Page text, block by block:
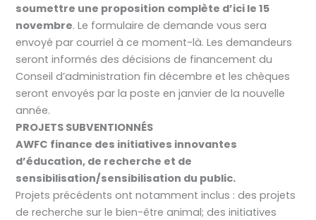
soumettre une proposition complète d’ici le 15
novembre. Le formulaire de demande vous sera
envoyé par courriel à ce moment-là. Les demandeurs
seront informés des décisions de financement du
Conseil d’administration fin décembre et les chèques
seront envoyés par la poste en janvier de la nouvelle
année.
PROJETS SUBVENTIONNÉS
AWFC finance des initiatives innovantes
d’éducation, de recherche et de
sensibilisation/sensibilisation du public.
Projets précédents ont notamment inclus : des projets
de recherche sur le bien-être animal; des initiatives